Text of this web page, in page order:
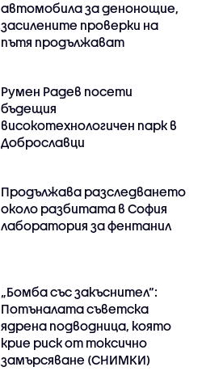
автомобила за денонощие,
засилените проверки на
пътя продължават
Румен Радев посети
бъдещия
високотехнологичен парк в
Доброславци
Продължава разследването
около разбитата в София
лаборатория за фентанил
„Бомба със закъснител“:
Потъналата съветска
ядрена подводница, която
крие риск от токсично
замърсяване (СНИМКИ)